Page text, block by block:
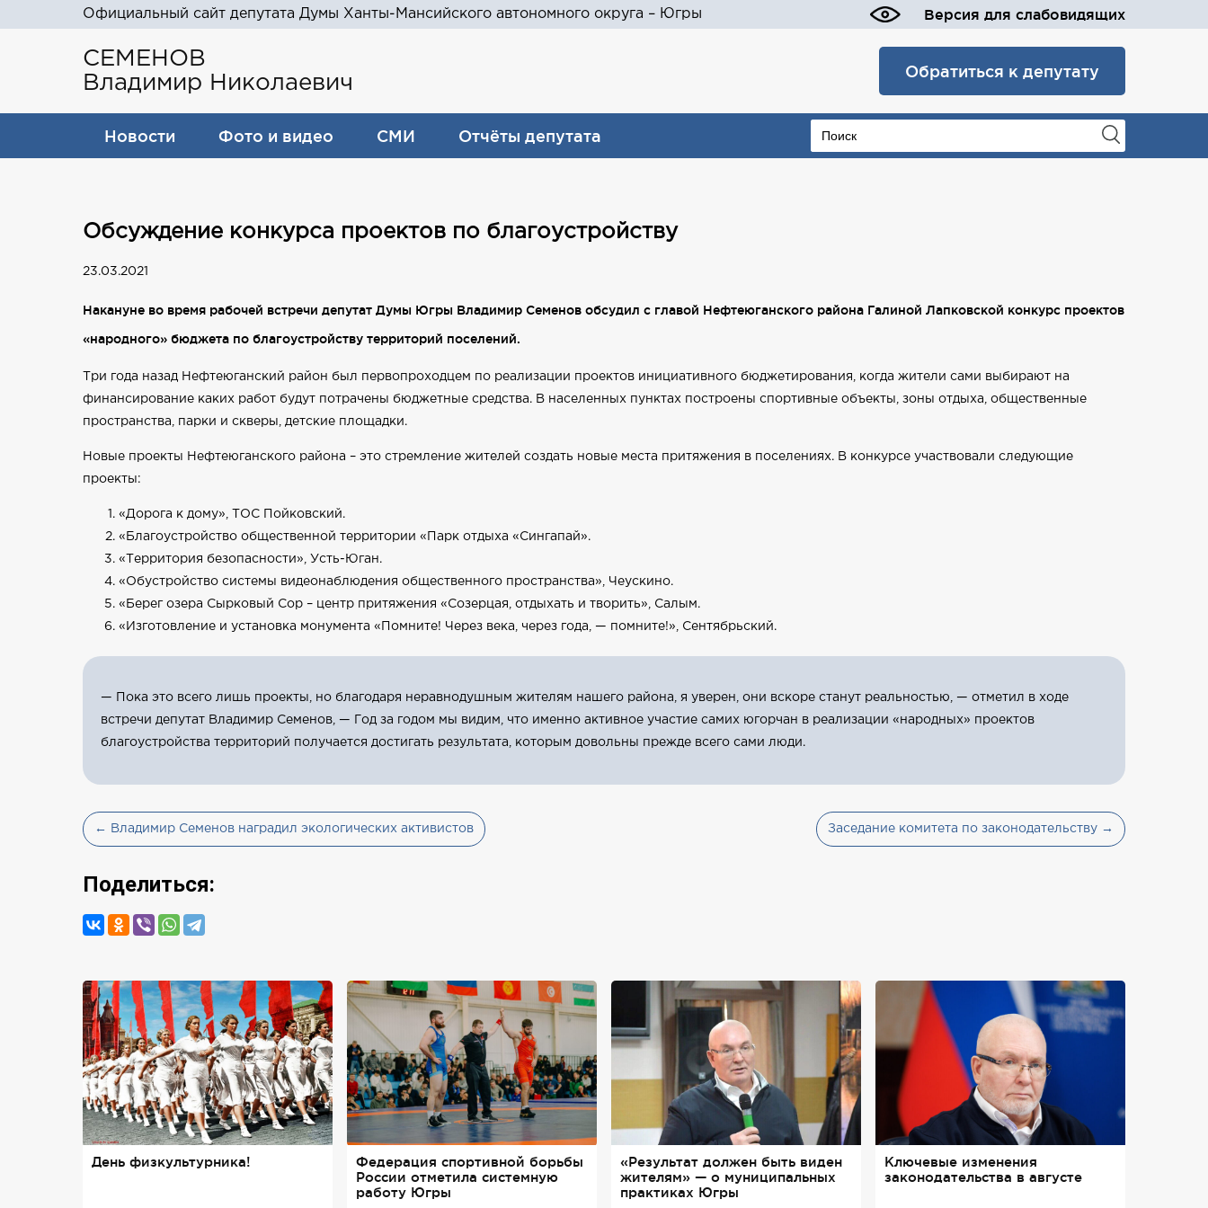
Официальный сайт депутата Думы Ханты-Мансийского автономного округа – Югры Версия для слабовидящих
СЕМЕНОВ
Владимир Николаевич
Обратиться к депутату
Новости Фото и видео СМИ Отчёты депутата
Обсуждение конкурса проектов по благоустройству
23.03.2021
Накануне во время рабочей встречи депутат Думы Югры Владимир Семенов обсудил с главой Нефтеюганского района Галиной Лапковской конкурс проектов
«народного» бюджета по благоустройству территорий поселений.
Три года назад Нефтеюганский район был первопроходцем по реализации проектов инициативного бюджетирования, когда жители сами выбирают на
финансирование каких работ будут потрачены бюджетные средства. В населенных пунктах построены спортивные объекты, зоны отдыха, общественные
пространства, парки и скверы, детские площадки.
Новые проекты Нефтеюганского района – это стремление жителей создать новые места притяжения в поселениях. В конкурсе участвовали следующие
проекты:
«Дорога к дому», ТОС Пойковский.
«Благоустройство общественной территории «Парк отдыха «Сингапай».
«Территория безопасности», Усть-Юган.
«Обустройство системы видеонаблюдения общественного пространства», Чеускино.
«Берег озера Сырковый Сор – центр притяжения «Созерцая, отдыхать и творить», Салым.
«Изготовление и установка монумента «Помните! Через века, через года, — помните!», Сентябрьский.
— Пока это всего лишь проекты, но благодаря неравнодушным жителям нашего района, я уверен, они вскоре станут реальностью, — отметил в ходе
встречи депутат Владимир Семенов, — Год за годом мы видим, что именно активное участие самих югорчан в реализации «народных» проектов
благоустройства территорий получается достигать результата, которым довольны прежде всего сами люди.
← Владимир Семенов наградил экологических активистов Заседание комитета по законодательству →
Поделиться:
День физкультурника!
Федерация спортивной борьбы
России отметила системную
работу Югры
«Результат должен быть виден
жителям» — о муниципальных
практиках Югры
Ключевые изменения
законодательства в августе